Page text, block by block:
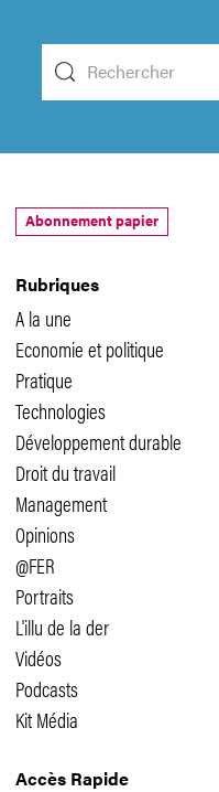
Rubriques
A la une
Economie et politique
Pratique
Technologies
Développement durable
Droit du travail
Management
Opinions
@FER
Portraits
L'illu de la der
Vidéos
Podcasts
Kit Média
Accès Rapide
Abonnement papier